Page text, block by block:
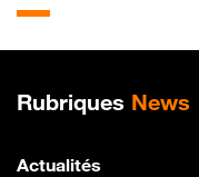
Plan de site
Rubriques News
Actualités